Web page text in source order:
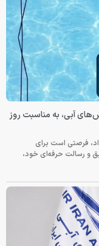
آبی، به مناسبت روز
آب، روایتگران تلاش و پیشرفت ۱۷ مرداد، فرصتی است برای
و رسالت حرفه‌ای خود،